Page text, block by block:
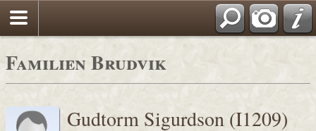
Familien Brudvik
Gudtorm Sigurdson (I1209)